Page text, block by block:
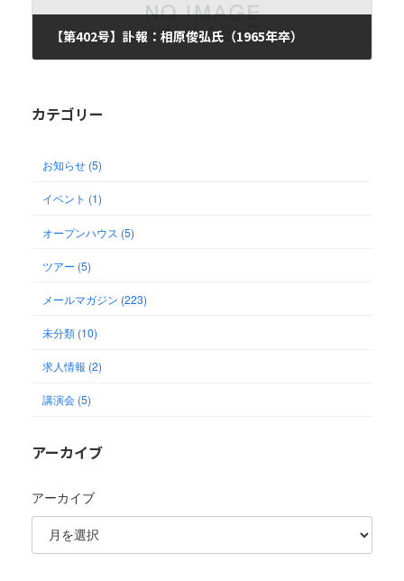
【第402号】訃報：相原俊弘氏（1965年卒）
カテゴリー
お知らせ (5)
イベント (1)
オープンハウス (5)
ツアー (5)
メールマガジン (223)
未分類 (10)
求人情報 (2)
講演会 (5)
アーカイブ
アーカイブ